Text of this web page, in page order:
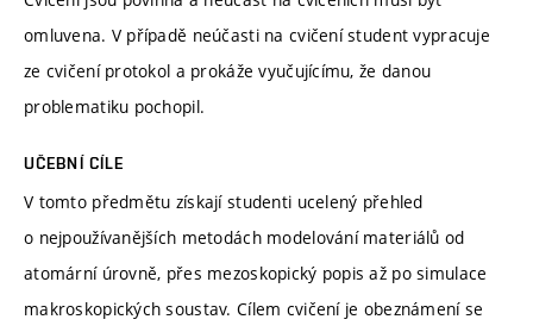
omluvena. V případě neúčasti na cvičení student vypracuje
ze cvičení protokol a prokáže vyučujícímu, že danou
problematiku pochopil.
UČEBNÍ CÍLE
V tomto předmětu získají studenti ucelený přehled
o nejpoužívanějších metodách modelování materiálů od
atomární úrovně, přes mezoskopický popis až po simulace
makroskopických soustav. Cílem cvičení je obeznámení se